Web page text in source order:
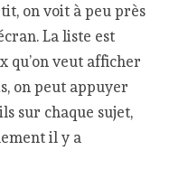
on voit à peu près
La liste est
qu’on veut afficher
on peut appuyer
sur chaque sujet,
il y a